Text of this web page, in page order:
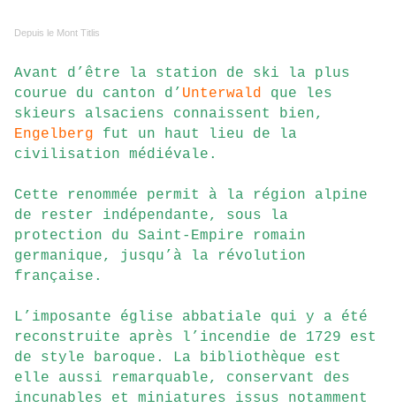
Depuis le Mont Titlis
Avant d’être la station de ski la plus
courue du canton d’ Unterwald que les
skieurs alsaciens connaissent bien,
Engelberg fut un haut lieu de la
civilisation médiévale.
Cette renommée permit à la région alpine
de rester indépendante, sous la
protection du Saint-Empire romain
germanique, jusqu’à la révolution
française.
L’imposante église abbatiale qui y a été
reconstruite après l’incendie de 1729 est
de style baroque. La bibliothèque est
elle aussi remarquable, conservant des
incunables et miniatures issus notamment